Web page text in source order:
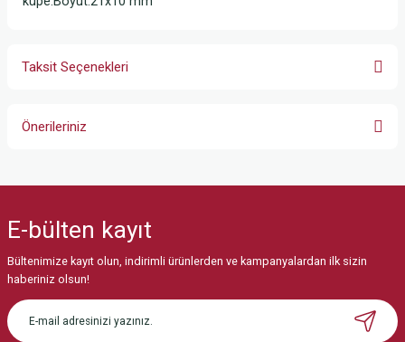
Taksit Seçenekleri
Önerileriniz
Görüş ve önerileriniz için teşekkür ederiz.
Ürün resmi kalitesiz, bozuk veya görüntülenemiyor.
Ürün açıklamasında eksik bilgiler bulunuyor.
Ürün bilgilerinde hatalar bulunuyor.
E-bülten kayıt
Bültenimize kayıt olun, indirimli ürünlerden ve kampanyalardan ilk sizin
haberiniz olsun!